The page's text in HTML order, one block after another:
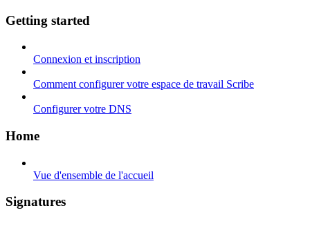
Getting started
Connexion et inscription
Comment configurer votre espace de travail Scribe
Configurer votre DNS
Home
Vue d'ensemble de l'accueil
Signatures